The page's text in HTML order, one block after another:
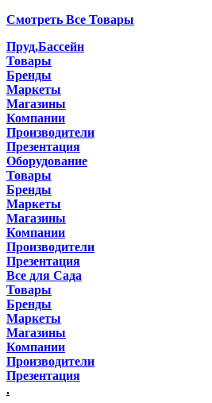
Смотреть Все Товары
Пруд,Бассейн
Товары
Бренды
Маркеты
Магазины
Компании
Производители
Презентация
Оборудование
Товары
Бренды
Маркеты
Магазины
Компании
Производители
Презентация
Все для Сада
Товары
Бренды
Маркеты
Магазины
Компании
Производители
Презентация
.